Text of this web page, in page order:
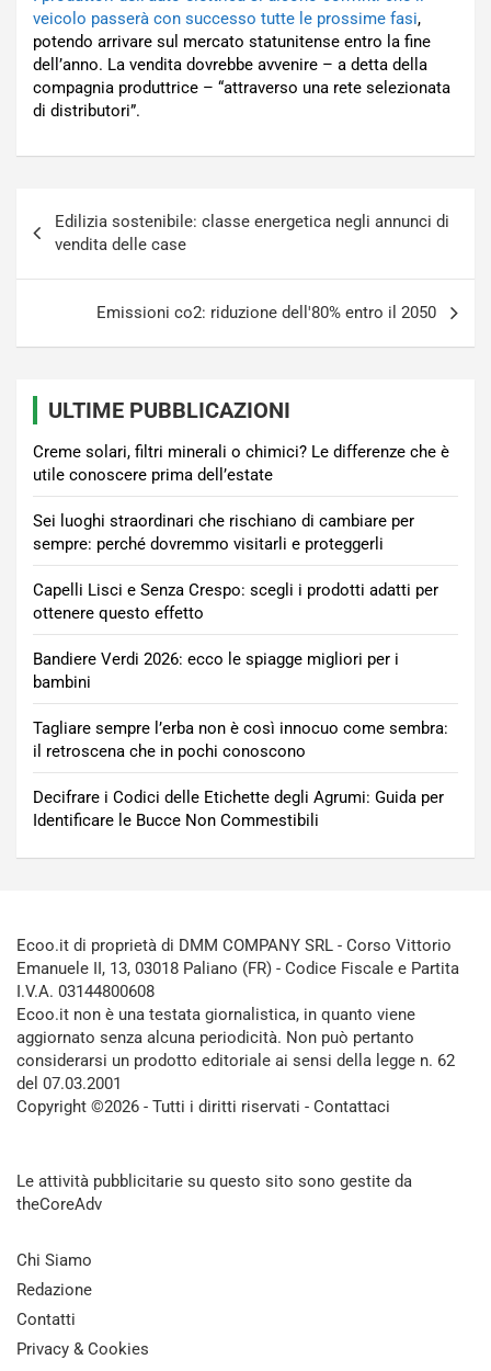
veicolo passerà con successo tutte le prossime fasi,
potendo arrivare sul mercato statunitense entro la fine
dell’anno. La vendita dovrebbe avvenire – a detta della
compagnia produttrice – “attraverso una rete selezionata
di distributori”.
articoli
Edilizia sostenibile: classe energetica negli annunci di
vendita delle case
Emissioni co2: riduzione dell'80% entro il 2050
ULTIME PUBBLICAZIONI
Creme solari, filtri minerali o chimici? Le differenze che è
utile conoscere prima dell’estate
Sei luoghi straordinari che rischiano di cambiare per
sempre: perché dovremmo visitarli e proteggerli
Capelli Lisci e Senza Crespo: scegli i prodotti adatti per
ottenere questo effetto
Bandiere Verdi 2026: ecco le spiagge migliori per i
bambini
Tagliare sempre l’erba non è così innocuo come sembra:
il retroscena che in pochi conoscono
Decifrare i Codici delle Etichette degli Agrumi: Guida per
Identificare le Bucce Non Commestibili
Ecoo.it di proprietà di DMM COMPANY SRL - Corso Vittorio
Emanuele II, 13, 03018 Paliano (FR) - Codice Fiscale e Partita
I.V.A. 03144800608
Ecoo.it non è una testata giornalistica, in quanto viene
aggiornato senza alcuna periodicità. Non può pertanto
considerarsi un prodotto editoriale ai sensi della legge n. 62
del 07.03.2001
Copyright ©2026 - Tutti i diritti riservati - Contattaci
Le attività pubblicitarie su questo sito sono gestite da
theCoreAdv
Chi Siamo
Redazione
Contatti
Privacy & Cookies